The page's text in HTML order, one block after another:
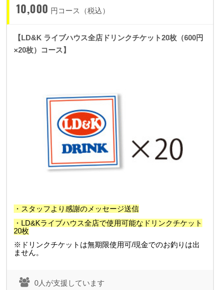
10,000 円コース（税込）
【LD&K ライブハウス全店ドリンクチケット20枚（600円
×20枚）コース】
・スタッフより感謝のメッセージ送信
・LD&Kライブハウス全店で使用可能なドリンクチケット
20枚
※ドリンクチケットは無期限使用可/現金でのお釣りは出
ません。
0人が支援しています